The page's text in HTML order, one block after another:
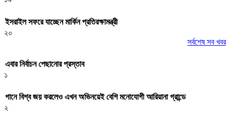
ইসরাইল সফরে যাচ্ছেন মার্কিন প্রতিরক্ষামন্ত্রী
২০
সর্বশেষ সব খবর
এবার নির্বাচন পেছানোর প্রস্তাব
১
গানে বিশ্ব জয় করলেও এখন অভিনয়েই বেশি মনোযোগী আরিয়ানা গ্রান্ডে
২